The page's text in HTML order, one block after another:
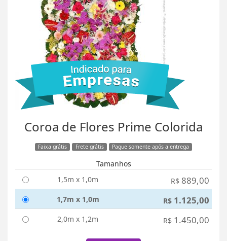
Coroa de Flores Prime Colorida
Faixa grátis Frete grátis Pague somente após a entrega
Tamanhos
1,5m x 1,0m
R$ 889,00
1,7m x 1,0m R$ 1.125,00
2,0m x 1,2m R$ 1.450,00